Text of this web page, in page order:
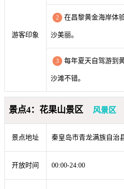
游客印象
2 在昌黎黄金海岸体
沙美丽。
3 每年夏天自驾游到
沙滩不错。
景点4：花果山景区 风景区
景点地址 秦皇岛市青龙满族自治
开放时间 00:00-24:00